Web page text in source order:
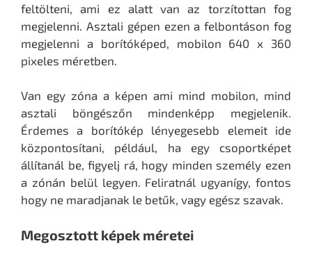
feltölteni, ami ez alatt van az torzítottan fog
megjelenni. Asztali gépen ezen a felbontáson fog
megjelenni a borítóképed, mobilon 640 x 360
pixeles méretben.
Van egy zóna a képen ami mind mobilon, mind
asztali böngészőn mindenképp megjelenik.
Érdemes a borítókép lényegesebb elemeit ide
központosítani, például, ha egy csoportképet
állítanál be, figyelj rá, hogy minden személy ezen
a zónán belül legyen. Feliratnál ugyanígy, fontos
hogy ne maradjanak le betűk, vagy egész szavak.
Megosztott képek méretei